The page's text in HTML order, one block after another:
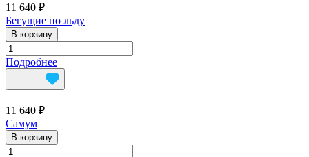
11 640 ₽
Бегущие по льду
В корзину
Подробнее
11 640 ₽
Самум
В корзину